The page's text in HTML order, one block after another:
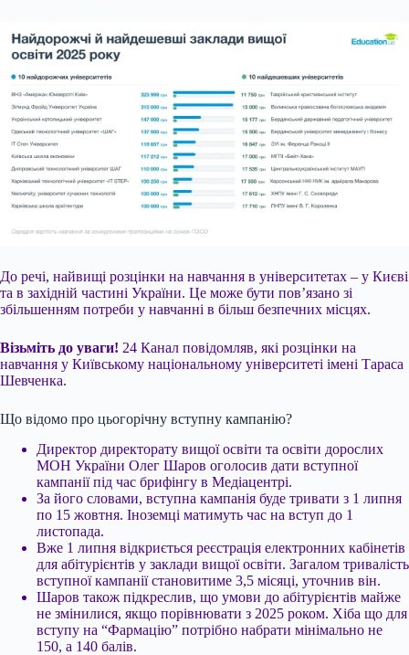
До речі, найвищі розцінки на навчання в університетах – у Києві
та в західній частині України. Це може бути пов’язано зі
збільшенням потреби у навчанні в більш безпечних місцях.
Візьміть до уваги! 24 Канал повідомляв, які розцінки на
навчання у Київському національному університеті імені Тараса
Шевченка.
Що відомо про цьогорічну вступну кампанію?
Директор директорату вищої освіти та освіти дорослих
МОН України Олег Шаров оголосив дати вступної
кампанії під час брифінгу в Медіацентрі.
За його словами, вступна кампанія буде тривати з 1 липня
по 15 жовтня. Іноземці матимуть час на вступ до 1
листопада.
Вже 1 липня відкриється реєстрація електронних кабінетів
для абітурієнтів у заклади вищої освіти. Загалом тривалість
вступної кампанії становитиме 3,5 місяці, уточнив він.
Шаров також підкреслив, що умови до абітурієнтів майже
не змінилися, якщо порівнювати з 2025 роком. Хіба що для
вступу на “Фармацію” потрібно набрати мінімально не
150, а 140 балів.